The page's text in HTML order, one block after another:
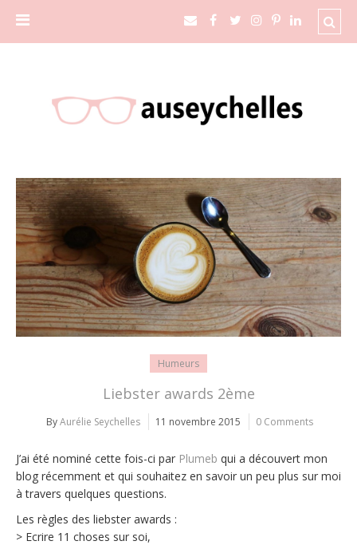
Humeurs
Liebster awards 2ème
ByAurélie Seychelles 11 novembre 2015 0 Comments
J’ai été nominé cette fois-ci par Plumeb qui a découvert mon
blog récemment et qui souhaitez en savoir un peu plus sur moi
à travers quelques questions.
Les règles des liebster awards :
> Ecrire 11 choses sur soi,